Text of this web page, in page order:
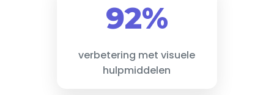
92%
verbetering met visuele
hulpmiddelen